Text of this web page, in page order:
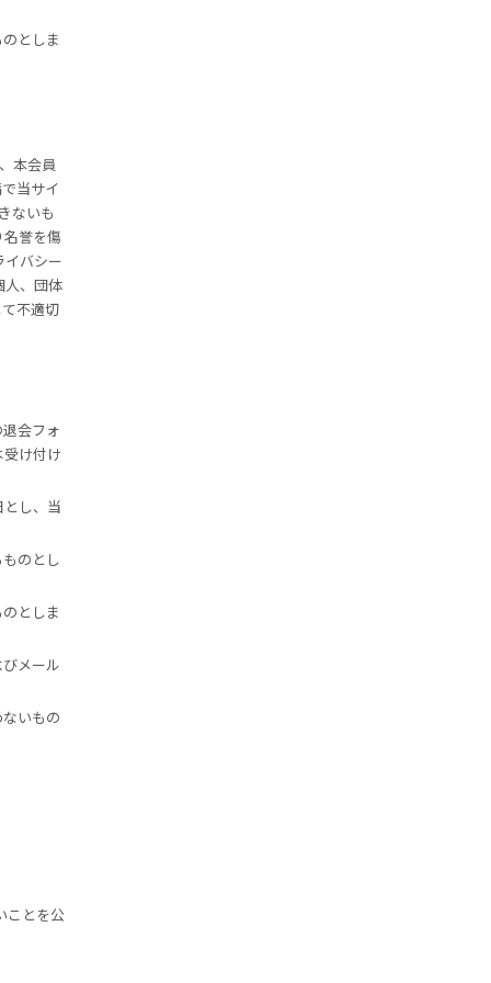
としま
本会員
当サイ
ないも
誉を傷
イバシー
人、団体
不適切
会フォ
け付け
し、当
のとし
としま
メール
いもの
ことを公